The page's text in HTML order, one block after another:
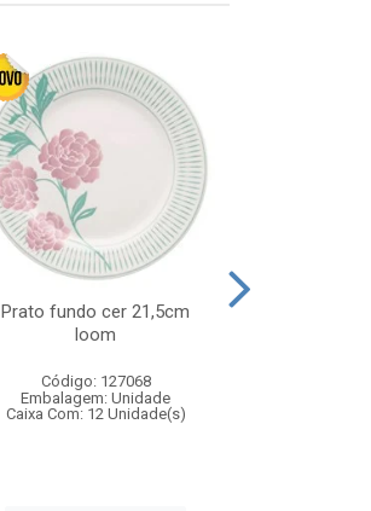
Prato fundo cer 21,5cm
loom
Código: 127068
Embalagem: Unidade
Caixa Com: 12 Unidade(s)